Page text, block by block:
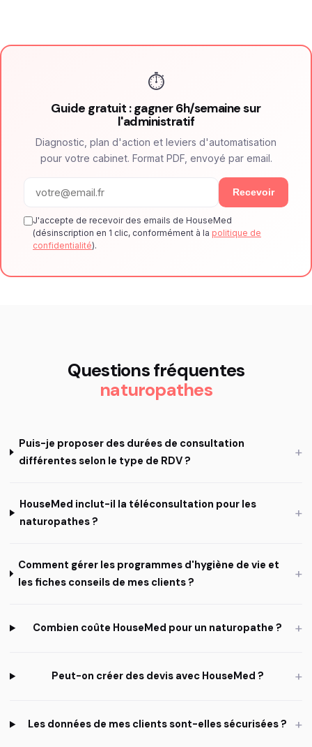
⏱
Guide gratuit : gagner 6h/semaine sur
l'administratif
Diagnostic, plan d'action et leviers d'automatisation
pour votre cabinet. Format PDF, envoyé par email.
Recevoir
J'accepte de recevoir des emails de HouseMed
(désinscription en 1 clic, conformément à la politique de
confidentialité).
Questions fréquentes
naturopathes
Puis-je proposer des durées de consultation
différentes selon le type de RDV ?
+
HouseMed inclut-il la téléconsultation pour les
naturopathes ?
+
Comment gérer les programmes d'hygiène de vie et
les fiches conseils de mes clients ?
+
Combien coûte HouseMed pour un naturopathe ? +
Peut-on créer des devis avec HouseMed ? +
Les données de mes clients sont-elles sécurisées ? +